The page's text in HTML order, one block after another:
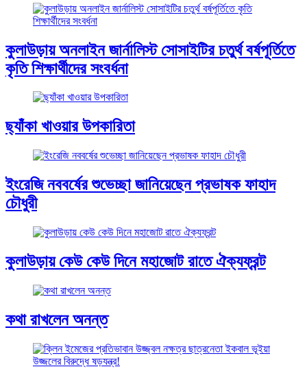
কুলাউড়ায় অনলাইন জার্নালিস্ট সোসাইটির চতুর্থ বর্ষপূর্তিতে
কৃতি শিক্ষার্থীদের সংবর্ধনা
ছ্যাঁকা খাওয়ার উপকারিতা
ইংরেজি নববর্ষের শুভেচ্ছা জানিয়েছেন প্রভাষক ফাহাদ
চৌধুরী
কুলাউড়ায় কেউ কেউ দিনে মহাজোট রাতে ঐক্যফ্রন্ট
কথা রাখলেন অনন্ত